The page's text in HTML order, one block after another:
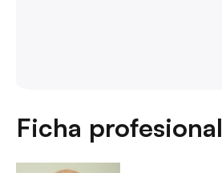
Ficha profesional